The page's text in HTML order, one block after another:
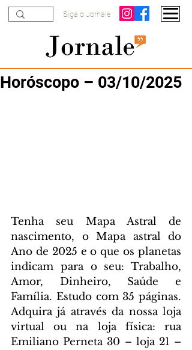
Siga o Jornale
Horóscopo – 03/10/2025
Tenha seu Mapa Astral de
nascimento, o Mapa astral do
Ano de 2025 e o que os planetas
indicam para o seu: Trabalho,
Amor, Dinheiro, Saúde e
Família. Estudo com 35 páginas.
Adquira já através da nossa loja
virtual ou na loja física: rua
Emiliano Perneta 30 – loja 21 –